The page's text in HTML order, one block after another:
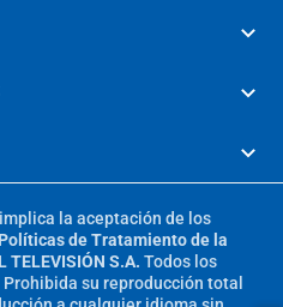
la aceptación de los
Políticas de Tratamiento de la
TELEVISIÓN S.A. Todos los
Prohibida su reproducción total